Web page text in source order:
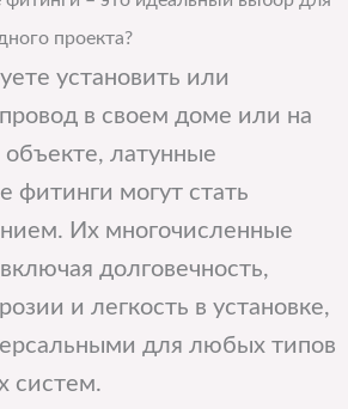
проекта?
установить или
в своем доме или на
латунные
фитинги могут стать
Их многочисленные
долговечность,
и легкость в установке,
для любых типов
систем.